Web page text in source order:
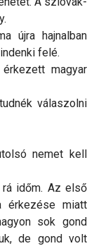
újra hajnalban
felé.
magyar
válaszolni
nemet kell
időm. Az első
érkezése miatt
sok gond
de gond volt